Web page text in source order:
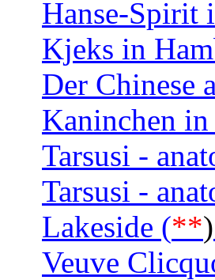
Hanse-Spirit
Kjeks in
Der Chinese
Kaninchen
Tarsusi -
Tarsusi -
Lakeside (**
Veuve